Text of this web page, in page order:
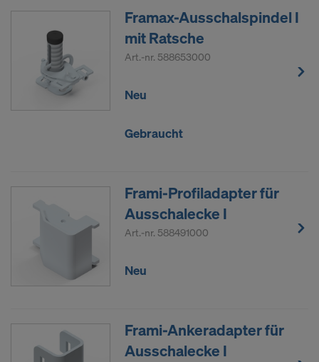
Framax-Ausschalspindel I
mit Ratsche
Art.-nr. 588653000
Neu
Gebraucht
Frami-Profiladapter für
Ausschalecke I
Art.-nr. 588491000
Neu
Frami-Ankeradapter für
Ausschalecke I